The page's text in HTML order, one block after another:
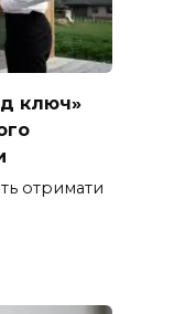
ключ»
отримати